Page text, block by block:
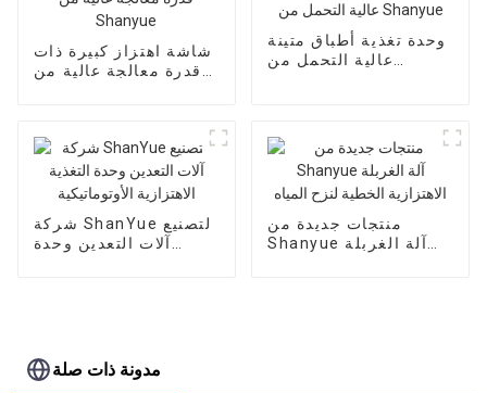
شاشة اهتزاز كبيرة ذات
قدرة معالجة عالية من
وحدة تغذية أطباق متينة
عالية التحمل من
شركة ShanYue لتصنيع
آلات التعدين وحدة
منتجات جديدة من
Shanyue آلة الغربلة
مدونة ذات صلة